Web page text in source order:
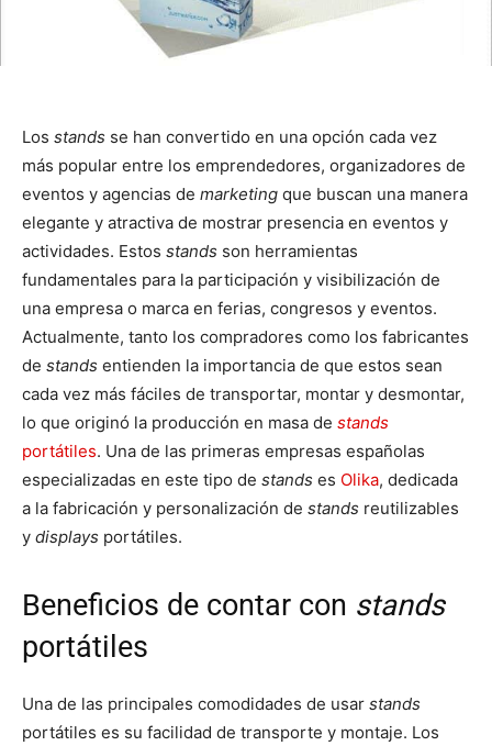
Los stands se han convertido en una opción cada vez
más popular entre los emprendedores, organizadores de
eventos y agencias de marketing que buscan una manera
elegante y atractiva de mostrar presencia en eventos y
actividades. Estos stands son herramientas
fundamentales para la participación y visibilización de
una empresa o marca en ferias, congresos y eventos.
Actualmente, tanto los compradores como los fabricantes
de stands entienden la importancia de que estos sean
cada vez más fáciles de transportar, montar y desmontar,
lo que originó la producción en masa de stands
portátiles. Una de las primeras empresas españolas
especializadas en este tipo de stands es Olika, dedicada
a la fabricación y personalización de stands reutilizables
y displays portátiles.
Beneficios de contar con stands
portátiles
Una de las principales comodidades de usar stands
portátiles es su facilidad de transporte y montaje. Los